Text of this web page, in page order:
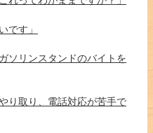
です」
ソリンスタンドのバイトを
り取り、電話対応が苦手で